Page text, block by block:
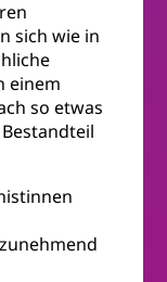
sich wie in
einem
so etwas